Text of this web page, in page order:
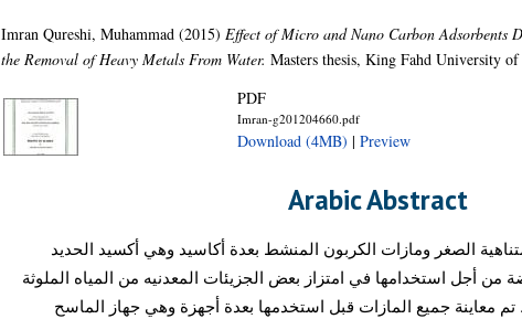
Imran Qureshi, Muhammad(2015) Effect of Micro and Nano Carbon Adsorbents
the Removal of Heavy Metals From Water. Masters thesis, King Fahd University
PDF
Imran-g201204660.pdf
Download (4MB) | Preview
Arabic Abstract
الصغر ومازات الكربون المنشط بعدة أكاسيد وهي أكسيد الحديد
من أجل استخدامها في امتزاز بعض الجزيئات المعدنيه من المياه الملوثة
معاينة جميع المازات قبل استخدمها بعدة أجهزة وهي جهاز الماسح